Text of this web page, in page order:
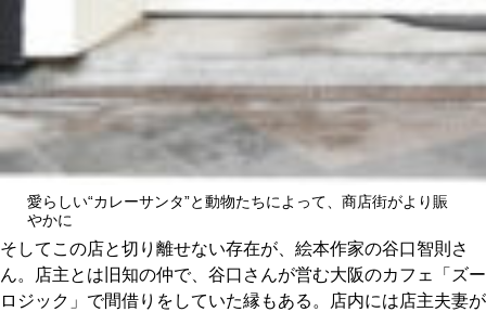
愛らしい“カレーサンタ”と動物たちによって、商店街がより賑
やかに
そしてこの店と切り離せない存在が、絵本作家の谷口智則さ
ん。店主とは旧知の仲で、谷口さんが営む大阪のカフェ「ズー
ロジック」で間借りをしていた縁もある。店内には店主夫妻が